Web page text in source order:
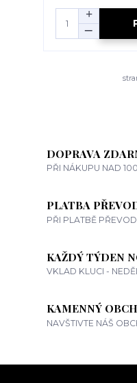
DOPRAVA
PŘI NÁKUPU NAD
PLATBA
PŘI PLATBĚ
KAŽDÝ TÝDEN
VKLAD KLUCI -
KAMENNÝ
NAVŠTIVTE NÁŠ